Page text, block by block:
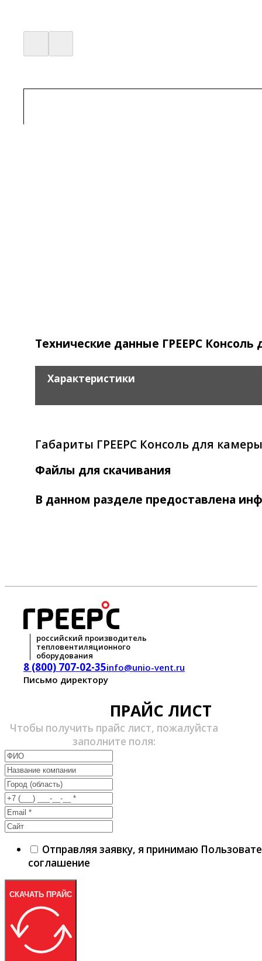
Технические данные ГРЕЕРС
Характеристики
Габариты ГРЕЕРС Консоль для
Файлы для скачивания
В данном разделе предоставлена
российский производитель
тепловентиляционного
оборудования
8 (800) 707-02-35info@unio-vent.ru
Письмо директору
ПРАЙС ЛИСТ
Чтобы получить прайс лист, пожалуйста
заполните поля:
Отправляя заявку, я принимаю
соглашение
СКАЧАТЬ ПРАЙС